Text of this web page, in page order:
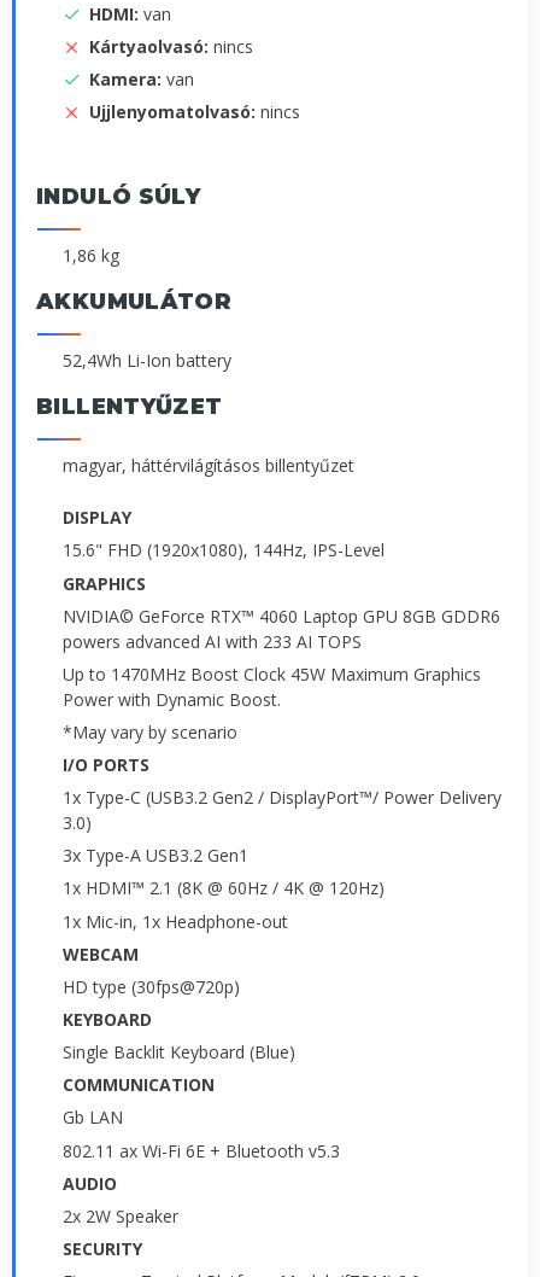
HDMI: van
Kártyaolvasó: nincs
Kamera: van
Ujjlenyomatolvasó: nincs
INDULÓ SÚLY
1,86 kg
AKKUMULÁTOR
52,4Wh Li-Ion battery
BILLENTYŰZET
magyar, háttérvilágításos billentyűzet
DISPLAY
15.6" FHD (1920x1080), 144Hz, IPS-Level
GRAPHICS
NVIDIA© GeForce RTX™ 4060 Laptop GPU 8GB GDDR6
powers advanced AI with 233 AI TOPS
Up to 1470MHz Boost Clock 45W Maximum Graphics
Power with Dynamic Boost.
*May vary by scenario
I/O PORTS
1x Type-C (USB3.2 Gen2 / DisplayPort™/ Power Delivery
3.0)
3x Type-A USB3.2 Gen1
1x HDMI™ 2.1 (8K @ 60Hz / 4K @ 120Hz)
1x Mic-in, 1x Headphone-out
WEBCAM
HD type (30fps@720p)
KEYBOARD
Single Backlit Keyboard (Blue)
COMMUNICATION
Gb LAN
802.11 ax Wi-Fi 6E + Bluetooth v5.3
AUDIO
2x 2W Speaker
SECURITY